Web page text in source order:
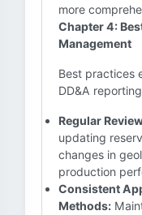
more
Chapter 4:
Management
Best practices
DD&A
Regular
updating
changes in
production
Consistent
Methods: